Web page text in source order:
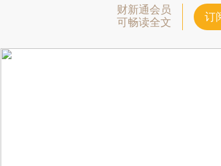
财新通会员
可畅读全文
订